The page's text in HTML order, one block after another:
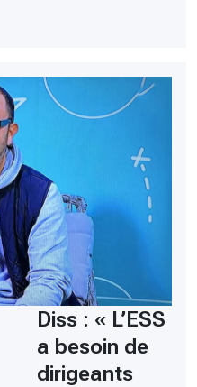
Diss : « L’ESS
a besoin de
dirigeants